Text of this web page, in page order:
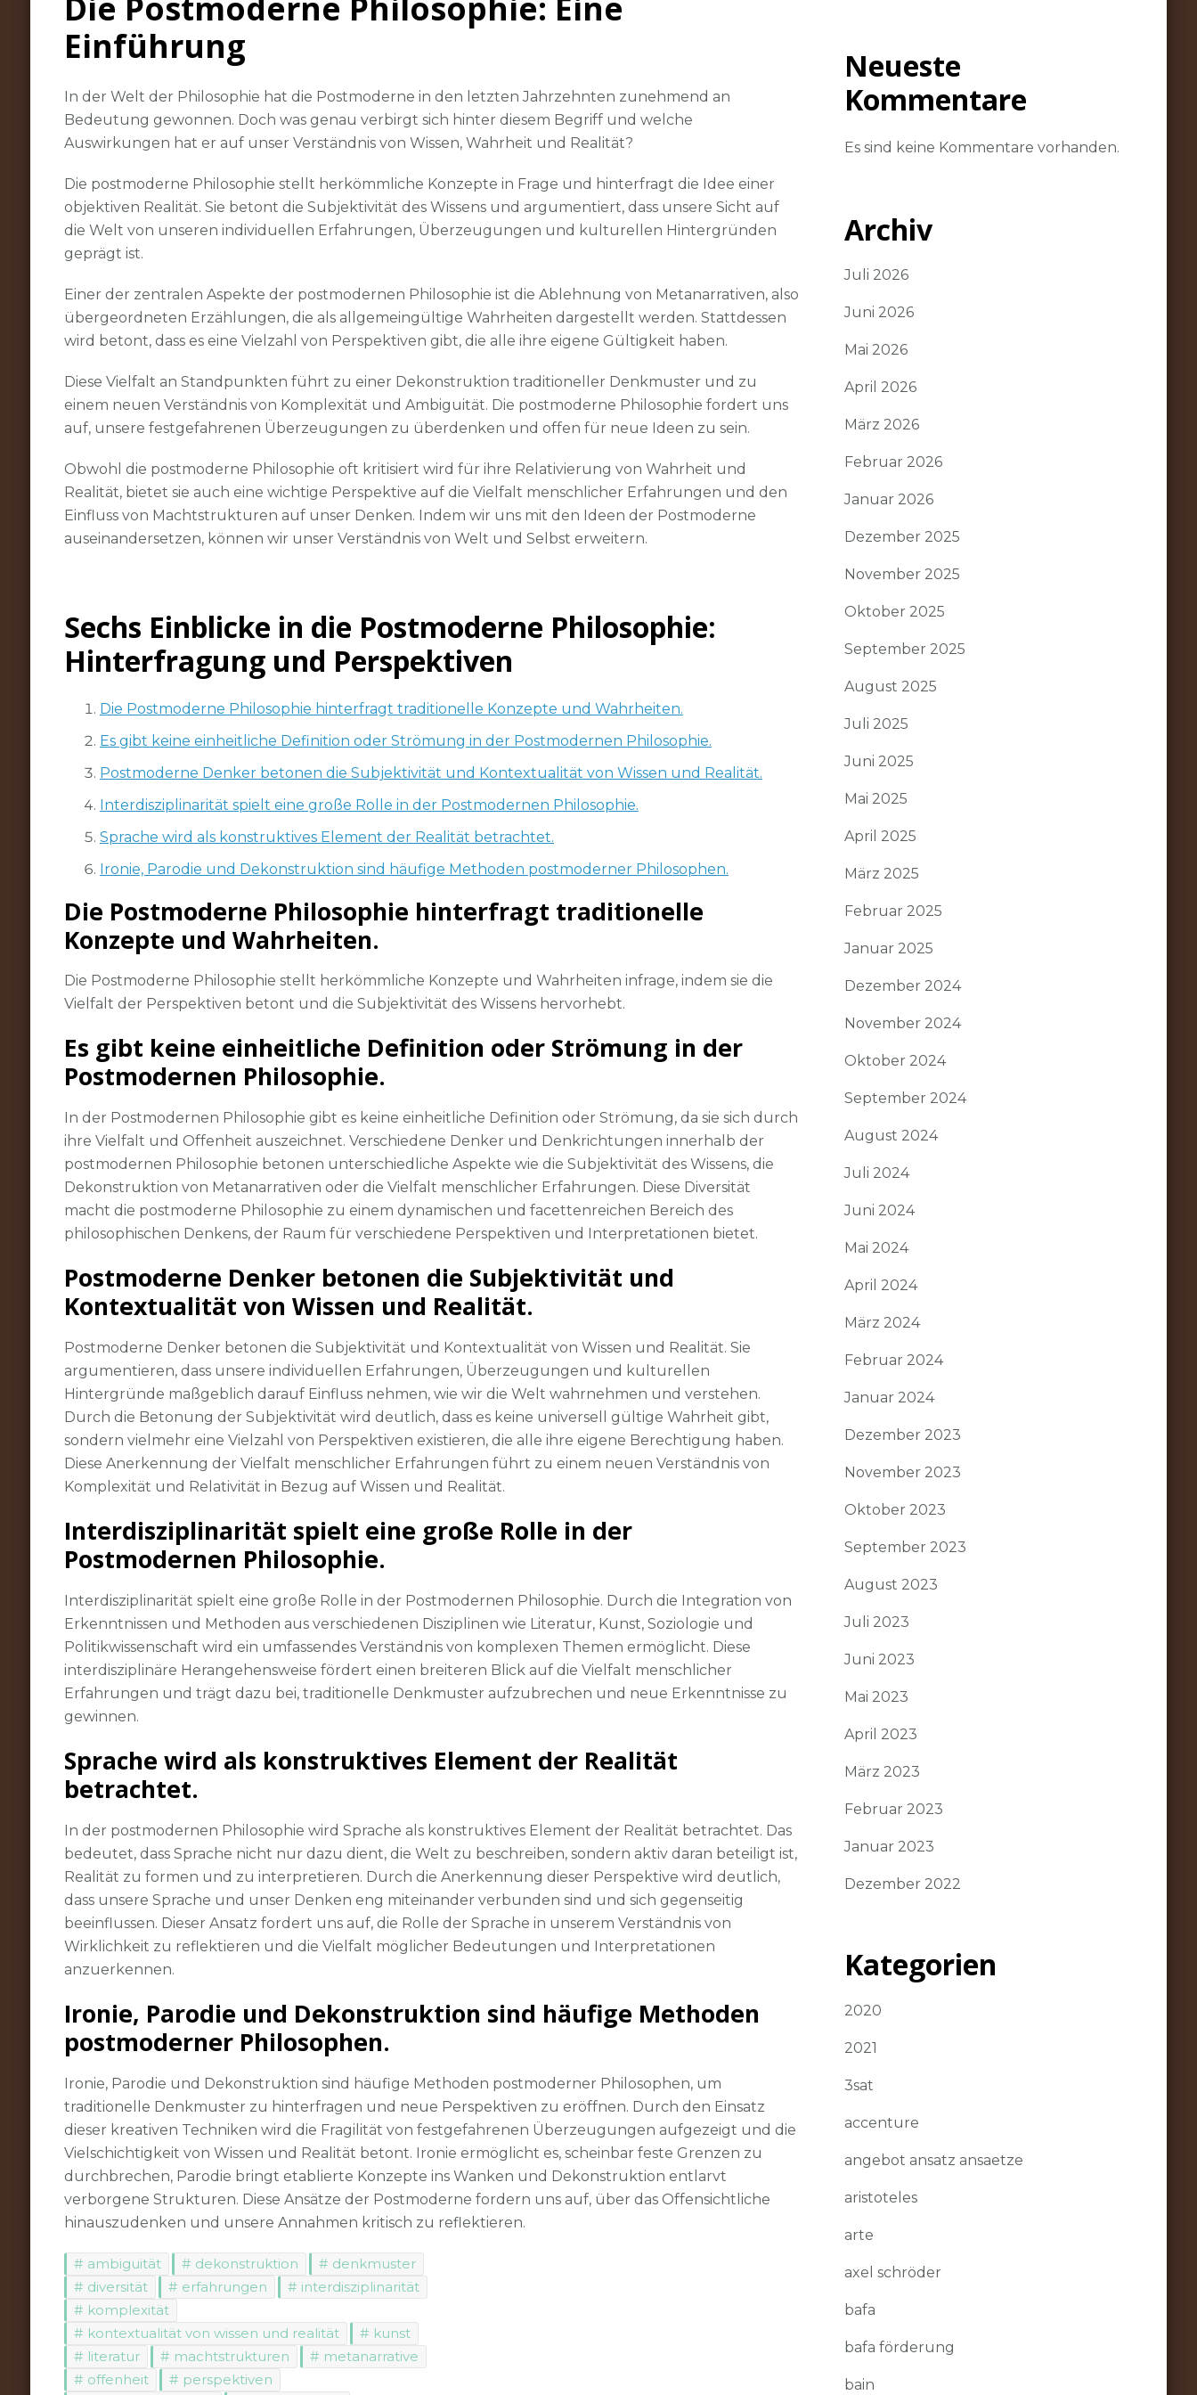
Postmodernen
kritische
Betrachtung
Einführung
In der Welt der Philosophie hat die Postmoderne in den letzten Jahrzehnten zunehmend an
Bedeutung gewonnen. Doch was genau verbirgt sich hinter diesem Begriff und welche
Auswirkungen hat er auf unser Verständnis von Wissen, Wahrheit und Realität?
Die postmoderne Philosophie stellt herkömmliche Konzepte in Frage und hinterfragt die Idee einer
objektiven Realität. Sie betont die Subjektivität des Wissens und argumentiert, dass unsere Sicht auf
die Welt von unseren individuellen Erfahrungen, Überzeugungen und kulturellen Hintergründen
geprägt ist.
Einer der zentralen Aspekte der postmodernen Philosophie ist die Ablehnung von Metanarrativen, also
übergeordneten Erzählungen, die als allgemeingültige Wahrheiten dargestellt werden. Stattdessen
wird betont, dass es eine Vielzahl von Perspektiven gibt, die alle ihre eigene Gültigkeit haben.
Diese Vielfalt an Standpunkten führt zu einer Dekonstruktion traditioneller Denkmuster und zu
einem neuen Verständnis von Komplexität und Ambiguität. Die postmoderne Philosophie fordert uns
auf, unsere festgefahrenen Überzeugungen zu überdenken und offen für neue Ideen zu sein.
Obwohl die postmoderne Philosophie oft kritisiert wird für ihre Relativierung von Wahrheit und
Realität, bietet sie auch eine wichtige Perspektive auf die Vielfalt menschlicher Erfahrungen und den
Einfluss von Machtstrukturen auf unser Denken. Indem wir uns mit den Ideen der Postmoderne
auseinandersetzen, können wir unser Verständnis von Welt und Selbst erweitern.
Sechs Einblicke in die Postmoderne Philosophie:
Hinterfragung und Perspektiven
Die Postmoderne Philosophie hinterfragt traditionelle Konzepte und Wahrheiten.
Es gibt keine einheitliche Definition oder Strömung in der Postmodernen Philosophie.
Postmoderne Denker betonen die Subjektivität und Kontextualität von Wissen und Realität.
Interdisziplinarität spielt eine große Rolle in der Postmodernen Philosophie.
Sprache wird als konstruktives Element der Realität betrachtet.
Ironie, Parodie und Dekonstruktion sind häufige Methoden postmoderner Philosophen.
Die Postmoderne Philosophie hinterfragt traditionelle
Konzepte und Wahrheiten.
Die Postmoderne Philosophie stellt herkömmliche Konzepte und Wahrheiten infrage, indem sie die
Vielfalt der Perspektiven betont und die Subjektivität des Wissens hervorhebt.
Es gibt keine einheitliche Definition oder Strömung in der
Postmodernen Philosophie.
In der Postmodernen Philosophie gibt es keine einheitliche Definition oder Strömung, da sie sich durch
ihre Vielfalt und Offenheit auszeichnet. Verschiedene Denker und Denkrichtungen innerhalb der
postmodernen Philosophie betonen unterschiedliche Aspekte wie die Subjektivität des Wissens, die
Dekonstruktion von Metanarrativen oder die Vielfalt menschlicher Erfahrungen. Diese Diversität
macht die postmoderne Philosophie zu einem dynamischen und facettenreichen Bereich des
philosophischen Denkens, der Raum für verschiedene Perspektiven und Interpretationen bietet.
Postmoderne Denker betonen die Subjektivität und
Kontextualität von Wissen und Realität.
Postmoderne Denker betonen die Subjektivität und Kontextualität von Wissen und Realität. Sie
argumentieren, dass unsere individuellen Erfahrungen, Überzeugungen und kulturellen
Hintergründe maßgeblich darauf Einfluss nehmen, wie wir die Welt wahrnehmen und verstehen.
Durch die Betonung der Subjektivität wird deutlich, dass es keine universell gültige Wahrheit gibt,
sondern vielmehr eine Vielzahl von Perspektiven existieren, die alle ihre eigene Berechtigung haben.
Diese Anerkennung der Vielfalt menschlicher Erfahrungen führt zu einem neuen Verständnis von
Komplexität und Relativität in Bezug auf Wissen und Realität.
Interdisziplinarität spielt eine große Rolle in der
Postmodernen Philosophie.
Interdisziplinarität spielt eine große Rolle in der Postmodernen Philosophie. Durch die Integration von
Erkenntnissen und Methoden aus verschiedenen Disziplinen wie Literatur, Kunst, Soziologie und
Politikwissenschaft wird ein umfassendes Verständnis von komplexen Themen ermöglicht. Diese
interdisziplinäre Herangehensweise fördert einen breiteren Blick auf die Vielfalt menschlicher
Erfahrungen und trägt dazu bei, traditionelle Denkmuster aufzubrechen und neue Erkenntnisse zu
gewinnen.
Sprache wird als konstruktives Element der Realität
betrachtet.
In der postmodernen Philosophie wird Sprache als konstruktives Element der Realität betrachtet. Das
bedeutet, dass Sprache nicht nur dazu dient, die Welt zu beschreiben, sondern aktiv daran beteiligt ist,
Realität zu formen und zu interpretieren. Durch die Anerkennung dieser Perspektive wird deutlich,
dass unsere Sprache und unser Denken eng miteinander verbunden sind und sich gegenseitig
beeinflussen. Dieser Ansatz fordert uns auf, die Rolle der Sprache in unserem Verständnis von
Wirklichkeit zu reflektieren und die Vielfalt möglicher Bedeutungen und Interpretationen
anzuerkennen.
Ironie, Parodie und Dekonstruktion sind häufige Methoden
postmoderner Philosophen.
Ironie, Parodie und Dekonstruktion sind häufige Methoden postmoderner Philosophen, um
traditionelle Denkmuster zu hinterfragen und neue Perspektiven zu eröffnen. Durch den Einsatz
dieser kreativen Techniken wird die Fragilität von festgefahrenen Überzeugungen aufgezeigt und die
Vielschichtigkeit von Wissen und Realität betont. Ironie ermöglicht es, scheinbar feste Grenzen zu
durchbrechen, Parodie bringt etablierte Konzepte ins Wanken und Dekonstruktion entlarvt
verborgene Strukturen. Diese Ansätze der Postmoderne fordern uns auf, über das Offensichtliche
hinauszudenken und unsere Annahmen kritisch zu reflektieren.
ambiguität dekonstruktion
denkmuster
diversität
erfahrungen
interdisziplinarität
komplexität
kontextualität von wissen und realität
kunst
literatur
machtstrukturen
metanarrative
offenheit
perspektiven
Neueste
Kommentare
Es sind keine Kommentare vorhanden.
Archiv
Juli 2026
Juni 2026
Mai 2026
April 2026
März 2026
Februar 2026
Januar 2026
Dezember 2025
November 2025
Oktober 2025
September 2025
August 2025
Juli 2025
Juni 2025
Mai 2025
April 2025
März 2025
Februar 2025
Januar 2025
Dezember 2024
November 2024
Oktober 2024
September 2024
August 2024
Juli 2024
Juni 2024
Mai 2024
April 2024
März 2024
Februar 2024
Januar 2024
Dezember 2023
November 2023
Oktober 2023
September 2023
August 2023
Juli 2023
Juni 2023
Mai 2023
April 2023
März 2023
Februar 2023
Januar 2023
Dezember 2022
Kategorien
2020
2021
3sat
accenture
angebot ansatz ansaetze
aristoteles
arte
axel schröder
bafa
bafa förderung
bain